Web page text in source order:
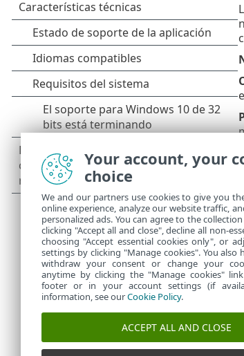
Your account, your
choice
We and our partners use cookies to give you
online experience, analyze our website traffic,
personalized ads. You can agree to the
clicking "Accept all and close", decline all non-
choosing "Accept essential cookies only", or
settings by clicking "Manage cookies". You also
withdraw your consent or change your
anytime by clicking the "Manage cookies"
footer or in your account settings (if
information, see ourCookie Policy.
ACCEPT ALL AND CLOSE